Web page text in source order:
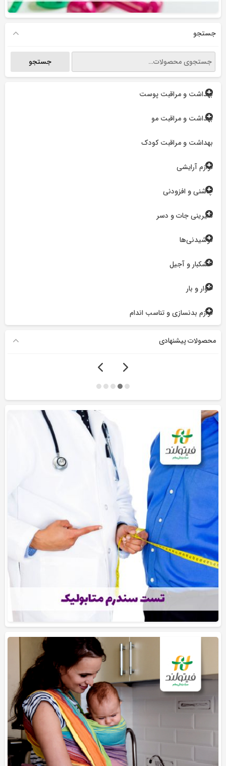
جستجو
جستجو
برای:
جستجو
بهداشت و مراقبت پوست
بهداشت و مراقبت مو
بهداشت و مراقبت کودک
لوازم آرایشی
چاشنی و افزودنی
شیرینی جات و دسر
نوشیدنی‌ها
خشکبار و آجیل
خوار و بار
لوازم بدنسازی و تناسب اندام
محصولات پیشنهادی